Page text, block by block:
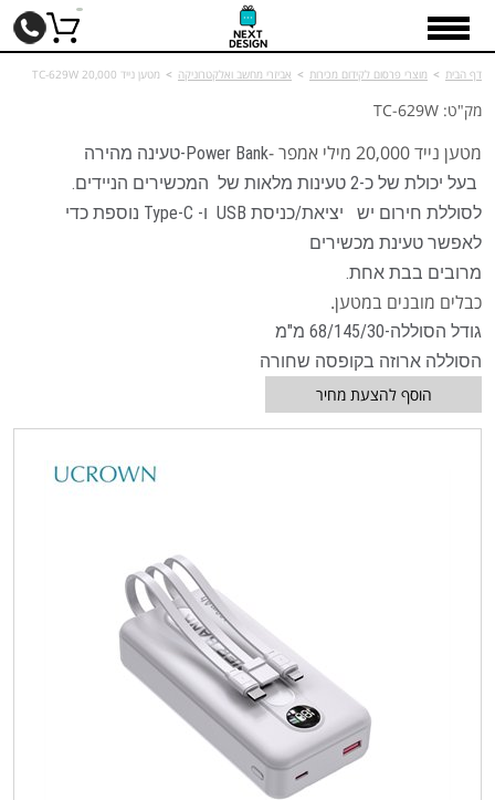
דף הבית > מוצרי פרסום לקידום מכירות > אביזרי מחשב ואלקטרוניקה > מטען נייד 20,000 TC-629W
מק"ט: TC-629W
מטען נייד 20,000 מילי אמפר -
Power Bank-טעינה מהירה
בעל יכולת של כ-2 טעינות מלאות של המכשירים הניידים.
לסוללת חירום יש יציאת/כניסת USB ו- Type-C נוספת כדי
לאפשר טעינת מכשירים
מרובים בבת אחת.
כבלים מובנים במטען.
גודל הסוללה-68/145/30 מ"מ
הסוללה ארוזה בקופסה שחורה
הוסף להצעת מחיר